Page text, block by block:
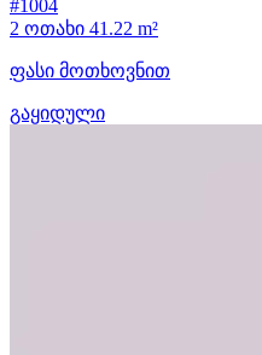
#1004
2 ოთახი 41.22 m²
ფასი მოთხოვნით
გაყიდული